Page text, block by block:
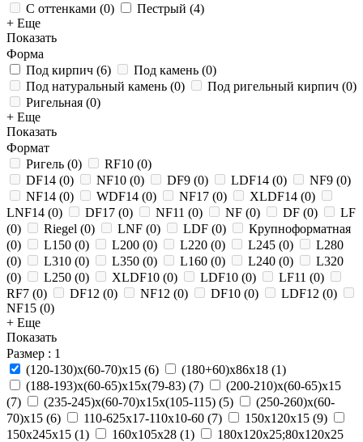
С оттенками (0) Пестрый (4)
+ Еще
Показать
Форма
Под кирпич (6) Под камень (0)
Под натуральный камень (0) Под ригельный кирпич (0)
Ригельная (0)
+ Еще
Показать
Формат
Ригель (0) RF10 (0)
DF14 (0) NF10 (0) DF9 (0) LDF14 (0) NF9 (0)
NF14 (0) WDF14 (0) NF17 (0) XLDF14 (0)
LNF14 (0) DF17 (0) NF11 (0) NF (0) DF (0)
LF
(0) Riegel (0) LNF (0) LDF (0)
Крупноформатная
(0) L150 (0) L200 (0) L220 (0) L245 (0)
L280
(0) L310 (0) L350 (0) L160 (0) L240 (0)
L320
(0) L250 (0) XLDF10 (0) LDF10 (0) LF11 (0)
RF7 (0) DF12 (0) NF12 (0) DF10 (0) LDF12 (0)
NF15 (0)
+ Еще
Показать
Размер : 1
(120-130)х(60-70)х15 (6) (180+60)х86х18 (1)
(188-193)х(60-65)х15х(79-83) (7)
(200-210)х(60-65)х15
(7) (235-245)х(60-70)х15х(105-115) (5)
(250-260)х(60-
70)х15 (6) 110-625x17-110x10-60 (7) 150x120x15 (9)
150x245x15 (1) 160x105x28 (1)
180х120х25;80х120х25